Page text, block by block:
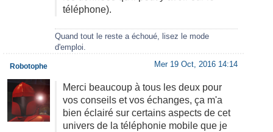
téléphone).
Quand tout le reste a échoué, lisez le mode
d'emploi.
Mer 19 Oct, 2016 14:14
Merci beaucoup à tous les deux pour
vos conseils et vos échanges, ça m'a
bien éclairé sur certains aspects de cet
univers de la téléphonie mobile que je
Robotophe